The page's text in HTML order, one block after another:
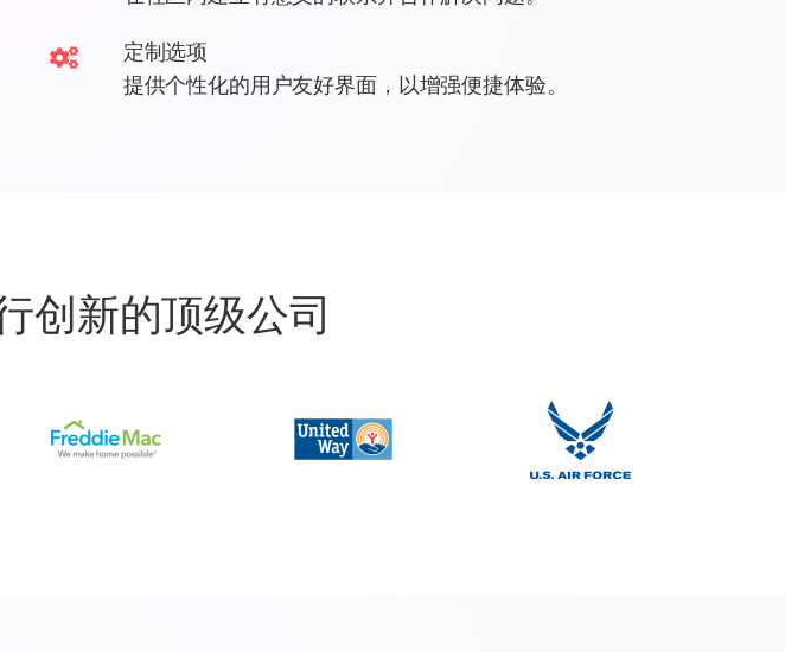
定制选项
提供个性化的用户友好界面，以增强便捷体验。
创新的顶级公司